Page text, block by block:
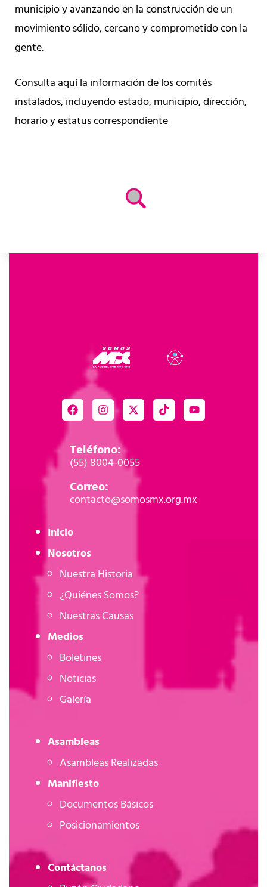
municipio y avanzando en la construcción de un
movimiento sólido, cercano y comprometido con la
gente.
Consulta aquí la información de los comités
instalados, incluyendo estado, municipio, dirección,
horario y estatus correspondiente
Teléfono:
(55) 8004-0055
Correo:
contacto@somosmx.org.mx
Inicio
Nosotros
Nuestra Historia
¿Quiénes Somos?
Nuestras Causas
Medios
Boletines
Noticias
Galería
Asambleas
Asambleas Realizadas
Manifiesto
Documentos Básicos
Posicionamientos
Contáctanos